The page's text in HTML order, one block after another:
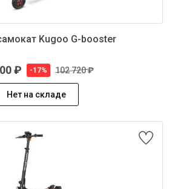
Kugoo G-booster
₽ -17% 102 720 ₽
Нет на складе